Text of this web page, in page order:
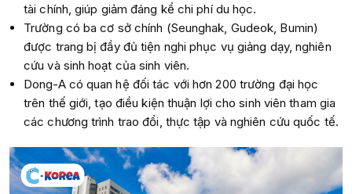
tài chính, giúp giảm đáng kể chi phí du học.
Trường có ba cơ sở chính (Seunghak, Gudeok, Bumin)
được trang bị đầy đủ tiện nghi phục vụ giảng dạy, nghiên
cứu và sinh hoạt của sinh viên.
Dong-A có quan hệ đối tác với hơn 200 trường đại học
trên thế giới, tạo điều kiện thuận lợi cho sinh viên tham gia
các chương trình trao đổi, thực tập và nghiên cứu quốc tế.